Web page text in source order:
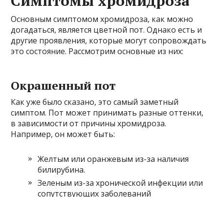
Основным симптомом хромидроза, как можно
догадаться, является цветной пот. Однако есть и
другие проявления, которые могут сопровождать
это состояние. Рассмотрим основные из них:
Окрашенный пот
Как уже было сказано, это самый заметный
симптом. Пот может принимать разные оттенки,
в зависимости от причины хромидроза.
Например, он может быть:
Желтым или оранжевым из-за наличия
билирубина.
Зеленым из-за хронической инфекции или
сопутствующих заболеваний